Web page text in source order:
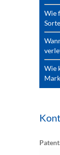
Wie
Wie